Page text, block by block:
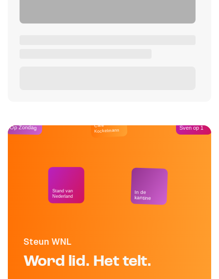
Steun WNL
Word lid. Het telt.
Op Zondag
Stand van
Nederland
Café
Kockelmann
In de
kantine
Sven op 1